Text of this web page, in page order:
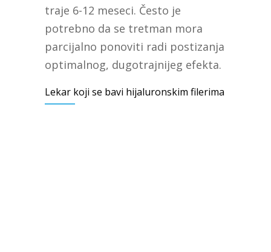
traje 6-12 meseci. Često je
potrebno da se tretman mora
parcijalno ponoviti radi postizanja
optimalnog, dugotrajnijeg efekta.
Lekar koji se bavi hijaluronskim filerima